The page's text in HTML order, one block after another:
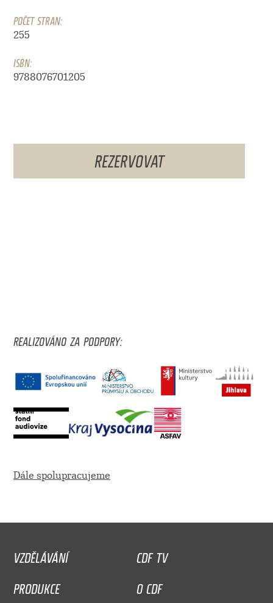
POČET STRAN:
255
ISBN:
9788076701205
REZERVOVAT
REALIZOVÁNO ZA PODPORY:
Dále spolupracujeme
VZDĚLÁVÁNÍ
CDF TV
PRODUKCE
O CDF